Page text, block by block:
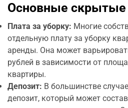
Основные скрытые
Плата за уборку: Многие
отдельную плату за уборку
аренды. Она может
рублей в зависимости от
квартиры.
Депозит: В большинстве
депозит, который может